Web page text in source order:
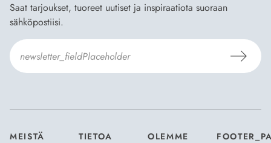
Saat tarjoukset, tuoreet uutiset ja inspiraatiota suoraan
sähköpostiisi.
MEISTÄ
TIETOA
OLEMME